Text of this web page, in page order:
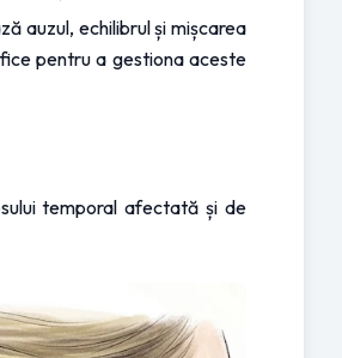
auzul, echilibrul și mișcarea
pentru a gestiona aceste
temporal afectată și de